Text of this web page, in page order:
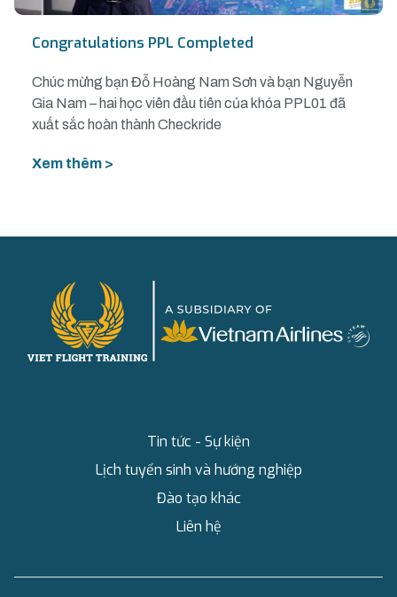
Congratulations PPL Completed
Chúc mừng bạn Đỗ Hoàng Nam Sơn và bạn Nguyễn
Gia Nam – hai học viên đầu tiên của khóa PPL01 đã
xuất sắc hoàn thành Checkride
Xem thêm >
Tin tức - Sự kiện
Lịch tuyển sinh và hướng nghiệp
Đào tạo khác
Liên hệ